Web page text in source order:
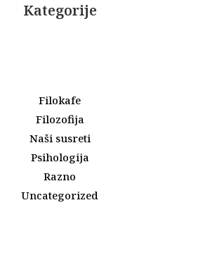
Kategorije
Filokafe
Filozofija
Naši susreti
Psihologija
Razno
Uncategorized